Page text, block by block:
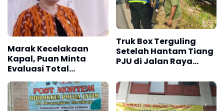
Marak Kecelakaan
Kapal, Puan Minta
Evaluasi Total
Transportasi Laut
Truk Box Terguling
Setelah Hantam Tiang
PJU di Jalan Raya
Barat